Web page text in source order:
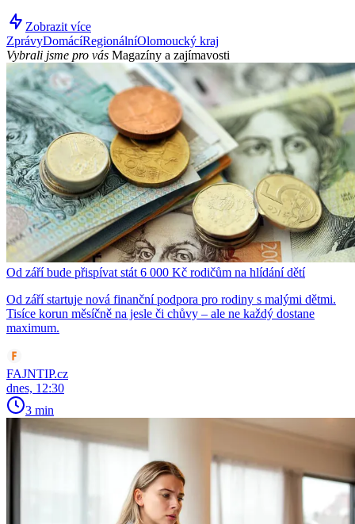
Zobrazit více
ZprávyDomácíRegionálníOlomoucký kraj
Vybrali jsme pro vás Magazíny a zajímavosti
Od září bude přispívat stát 6 000 Kč rodičům na hlídání dětí
Od září startuje nová finanční podpora pro rodiny s malými dětmi.
Tisíce korun měsíčně na jesle či chůvy – ale ne každý dostane
maximum.
FAJNTIP.cz
dnes, 12:30
3 min